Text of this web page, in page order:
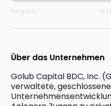
Über das Unternehmen
Golub Capital BDC, Inc.
verwaltete, geschlossene